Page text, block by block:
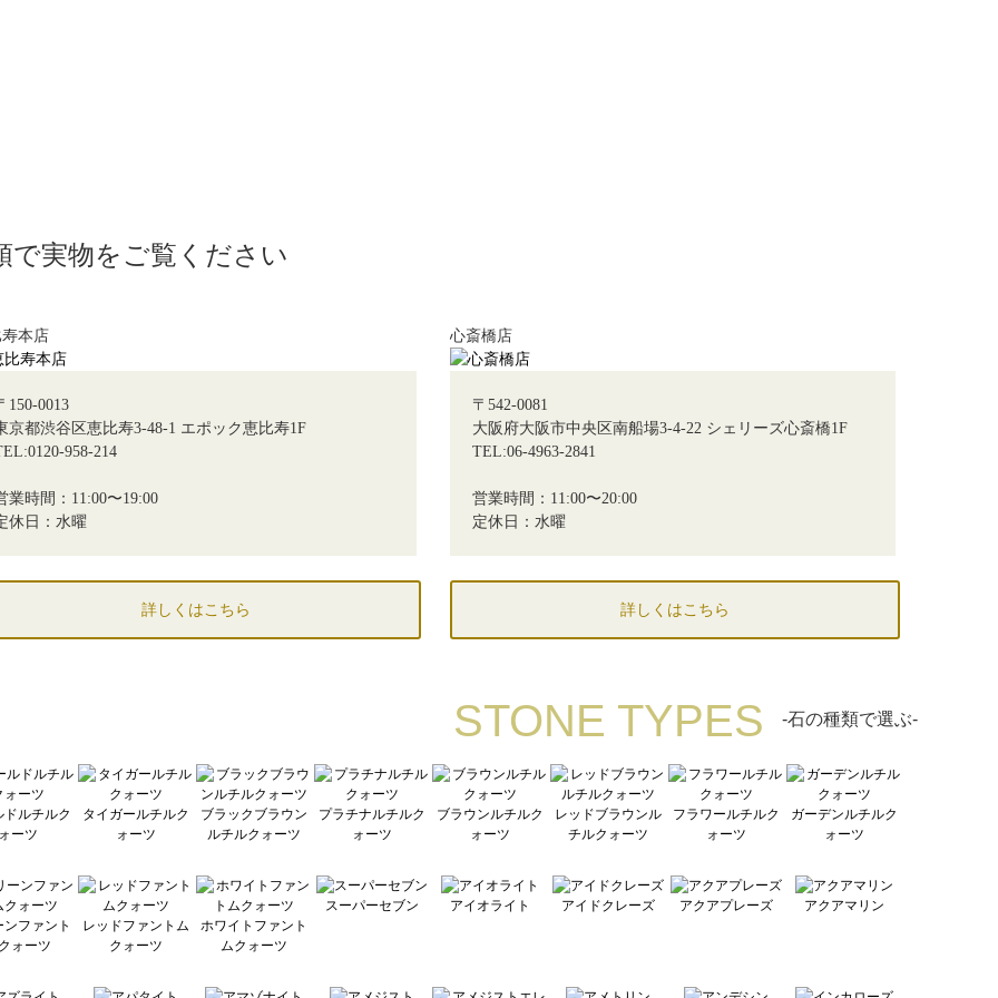
で実物をご覧ください
本店
150-0013
京都渋谷区恵比寿3-48-1 エポック恵比寿1F
958-214
業時間：11:00〜19:00
休日：水曜
詳しくはこちら
心斎橋店
〒542-0081
大阪府大阪市中央区南船場3-4-22 シェリーズ心斎橋1F
TEL:06-4963-2841
営業時間：11:00〜20:00
定休日：水曜
詳しくはこちら
STONE TYPES -石の種類で選ぶ-
ドルチルク
ーツ
タイガールチルク
ォーツ
ブラックブラウン
ルチルクォーツ
プラチナルチルク
ォーツ
ブラウンルチルク
ォーツ
レッドブラウンル
チルクォーツ
フラワールチルク
ォーツ
ガーデンルチルク
ォーツ
ンファント
ォーツ
レッドファントム
クォーツ
ホワイトファント
ムクォーツ
スーパーセブン アイオライト アイドクレーズ アクアプレーズ アクアマリン